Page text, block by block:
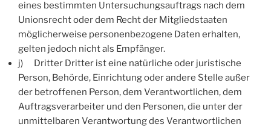
eines bestimmten Untersuchungsauftrags nach dem
Unionsrecht oder dem Recht der Mitgliedstaaten
möglicherweise personenbezogene Daten erhalten,
gelten jedoch nicht als Empfänger.
j) Dritter Dritter ist eine natürliche oder juristische
Person, Behörde, Einrichtung oder andere Stelle außer
der betroffenen Person, dem Verantwortlichen, dem
Auftragsverarbeiter und den Personen, die unter der
unmittelbaren Verantwortung des Verantwortlichen